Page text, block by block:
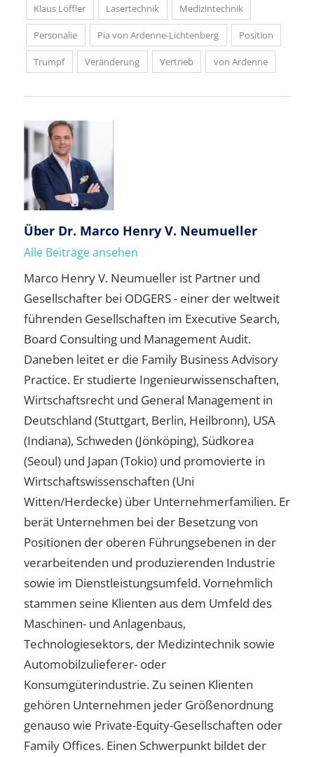
Klaus Löffler Lasertechnik Medizintechnik
Personalie Pia von Ardenne-Lichtenberg Position
Trumpf Veränderung Vertrieb von Ardenne
Über Dr. Marco Henry V. Neumueller
Alle Beiträge ansehen
Marco Henry V. Neumueller ist Partner und
Gesellschafter bei ODGERS - einer der weltweit
führenden Gesellschaften im Executive Search,
Board Consulting und Management Audit.
Daneben leitet er die Family Business Advisory
Practice. Er studierte Ingenieurwissenschaften,
Wirtschaftsrecht und General Management in
Deutschland (Stuttgart, Berlin, Heilbronn), USA
(Indiana), Schweden (Jönköping), Südkorea
(Seoul) und Japan (Tokio) und promovierte in
Wirtschaftswissenschaften (Uni
Witten/Herdecke) über Unternehmerfamilien. Er
berät Unternehmen bei der Besetzung von
Positionen der oberen Führungsebenen in der
verarbeitenden und produzierenden Industrie
sowie im Dienstleistungsumfeld. Vornehmlich
stammen seine Klienten aus dem Umfeld des
Maschinen- und Anlagenbaus,
Technologiesektors, der Medizintechnik sowie
Automobilzulieferer- oder
Konsumgüterindustrie. Zu seinen Klienten
gehören Unternehmen jeder Größenordnung
genauso wie Private-Equity-Gesellschaften oder
Family Offices. Einen Schwerpunkt bildet der